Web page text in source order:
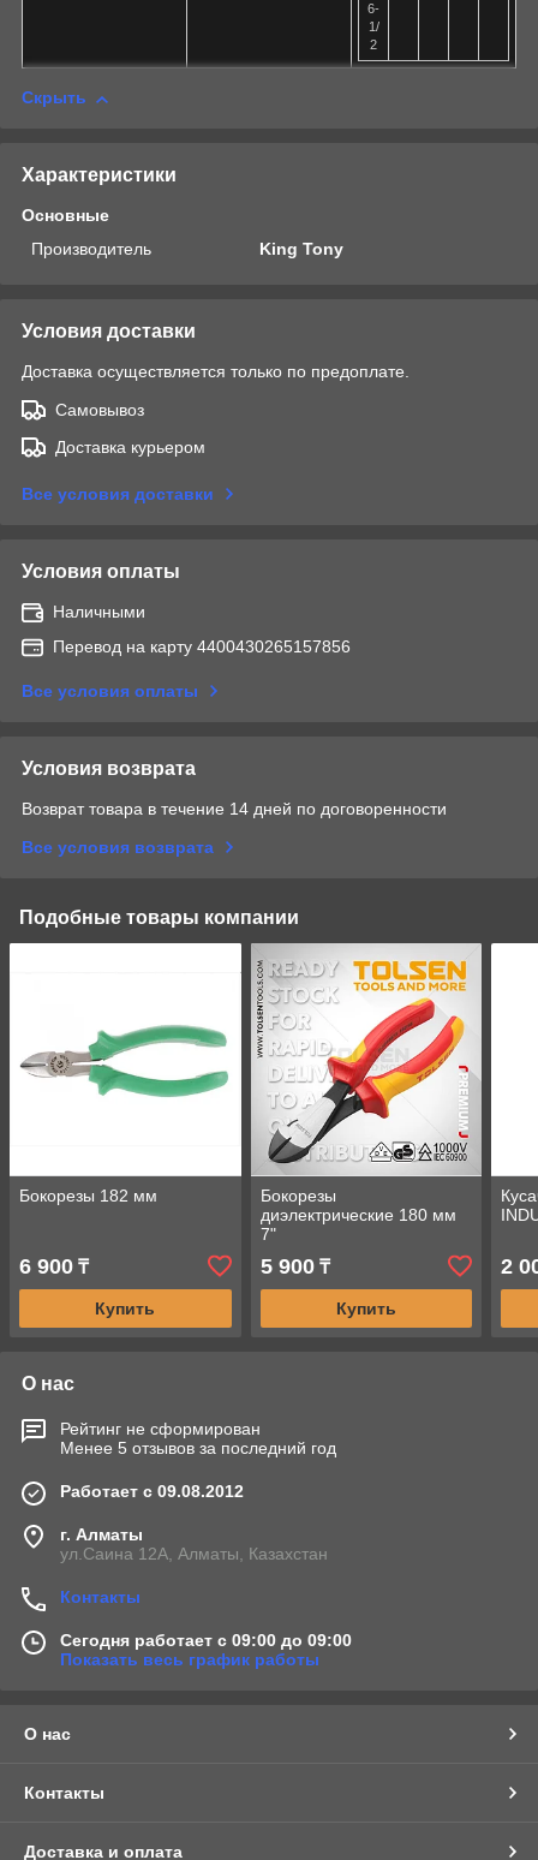
6-
1/
2
Скрыть
Характеристики
Основные
Производитель
King Tony
Условия доставки
Доставка осуществляется только по предоплате.
Самовывоз
Доставка курьером
Все условия доставки
Условия оплаты
Наличными
Перевод на карту 4400430265157856
Все условия оплаты
Условия возврата
Возврат товара в течение 14 дней по договоренности
Все условия возврата
Подобные товары компании
Бокорезы 182 мм
6 900 ₸
Купить
Бокорезы
диэлектрические 180 мм
7"
5 900₸
Купить
2
О нас
Рейтинг не сформирован
Менее 5 отзывов за последний год
Работает с 09.08.2012
г. Алматы
ул.Саина 12А, Алматы, Казахстан
Контакты
Сегодня работает с 09:00 до 09:00
Показать весь график работы
О нас
Контакты
Доставка и оплата